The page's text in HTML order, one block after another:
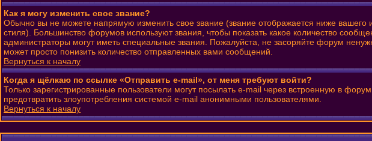
Как я могу изменить свое звание?
Обычно вы не можете напрямую изменить свое звание (звание отображается ниже
стиля). Большинство форумов используют звания, чтобы показать какое количество
администраторы могут иметь специальные звания. Пожалуйста, не засоряйте форум
может просто понизить количество отправленных вами сообщений.
Вернуться к началу
Когда я щёлкаю по ссылке «Отправить e-mail», от меня требуют войти?
Только зарегистрированные пользователи могут посылать e-mail через встроенную в
предотвратить злоупотребления системой e-mail анонимными пользователями.
Вернуться к началу